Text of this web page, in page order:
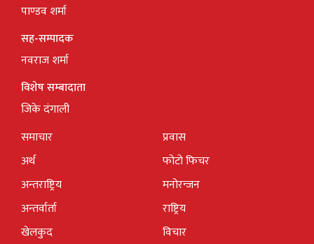
पाण्डव शर्मा
सह-सम्पादक
नवराज शर्मा
विशेष सम्बादाता
जिके दंगाली
समाचार
अर्थ
अन्तराष्ट्रिय
अन्तर्वार्ता
खेलकुद
प्रवास
फोटो फिचर
मनोरन्जन
राष्ट्रिय
विचार